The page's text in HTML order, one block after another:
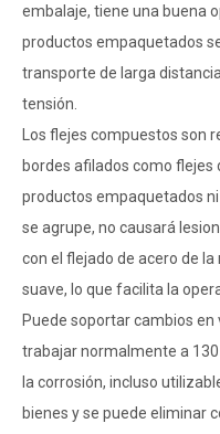
embalaje, tiene una buena
productos empaquetados
transporte de larga
tensión.
Los flejes compuestos son
bordes afilados como flejes
productos empaquetados
se agrupe, no causará
con el flejado de acero de
suave, lo que facilita la
Puede soportar cambios en
trabajar normalmente a 130
la corrosión, incluso
bienes y se puede eliminar